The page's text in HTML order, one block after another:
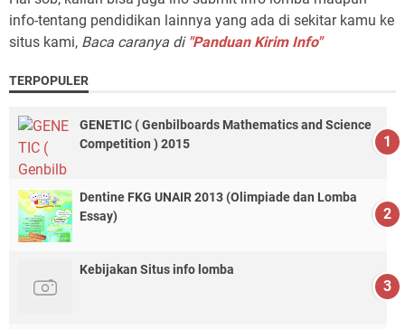
info-tentang pendidikan lainnya yang ada di sekitar kamu ke
situs kami, Baca caranya di "Panduan Kirim Info"
TERPOPULER
GENETIC ( Genbilboards Mathematics and Science
Competition ) 2015
Dentine FKG UNAIR 2013 (Olimpiade dan Lomba
Essay)
Kebijakan Situs info lomba